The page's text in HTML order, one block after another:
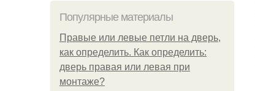
Популярные материалы
Правые или левые петли на дверь,
как определить. Как определить:
дверь правая или левая при
монтаже?